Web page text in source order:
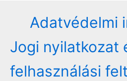
Adatvédelmi
Jogi nyilatkozat
felhasználási